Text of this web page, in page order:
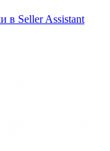
в Seller Assistant